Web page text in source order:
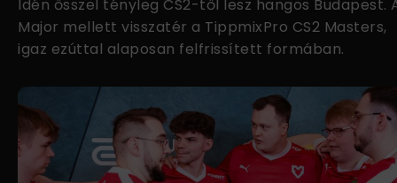
Idén ősszel tényleg CS2-től lesz hangos Budapest.
Major mellett visszatér a TippmixPro CS2 Masters,
igaz ezúttal alaposan felfrissített formában.